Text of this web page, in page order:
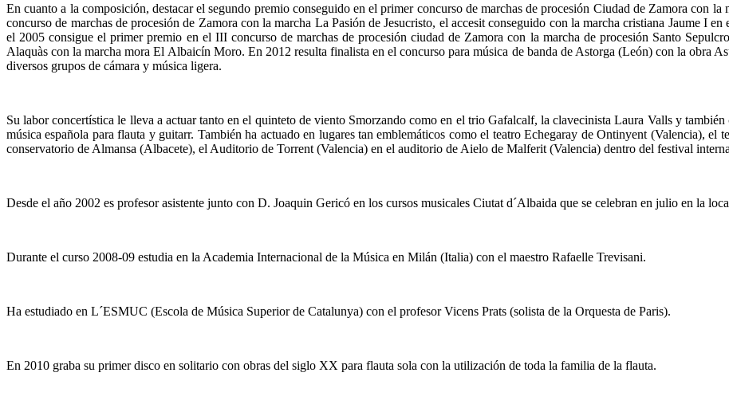
En cuanto a la composición, destacar el segundo premio conseguido en el primer concurso de marchas de procesión Ciudad de Zamora con
concurso de marchas de procesión de Zamora con la marcha La Pasión de Jesucristo, el accesit conseguido con la marcha cristiana Jaume I
el 2005 consigue el primer premio en el III concurso de marchas de procesión ciudad de Zamora con la marcha de procesión Santo
Alaquàs con la marcha mora El Albaicín Moro. En 2012 resulta finalista en el concurso para música de banda de Astorga (León) con la obra
diversos grupos de cámara y música ligera.
Su labor concertística le lleva a actuar tanto en el quinteto de viento Smorzando como en el trio Gafalcalf, la clavecinista Laura Valls y
música española para flauta y guitarr. También ha actuado en lugares tan emblemáticos como el teatro Echegaray de Ontinyent (Valencia),
conservatorio de Almansa (Albacete), el Auditorio de Torrent (Valencia) en el auditorio de Aielo de Malferit (Valencia) dentro del festival
Desde el año 2002 es profesor asistente junto con D. Joaquin Gericó en los cursos musicales Ciutat d´Albaida que se celebran en julio en la
Durante el curso 2008-09 estudia en la Academia Internacional de la Música en Milán (Italia) con el maestro Rafaelle Trevisani.
Ha estudiado en L´ESMUC (Escola de Música Superior de Catalunya) con el profesor Vicens Prats (solista de la Orquesta de Paris).
En 2010 graba su primer disco en solitario con obras del siglo XX para flauta sola con la utilización de toda la familia de la flauta.